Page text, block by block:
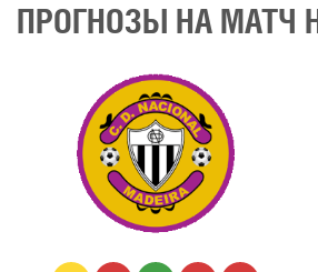
ПРОГНОЗЫ НА МАТЧ